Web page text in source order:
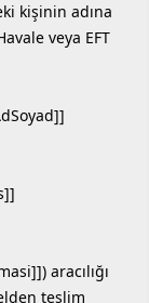
kişinin adına
veya EFT
aracılığı
teslim